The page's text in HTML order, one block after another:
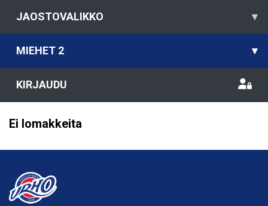
JAOSTOVALIKKO ▾
MIEHET 2 ▾
KIRJAUDU
Ei lomakkeita